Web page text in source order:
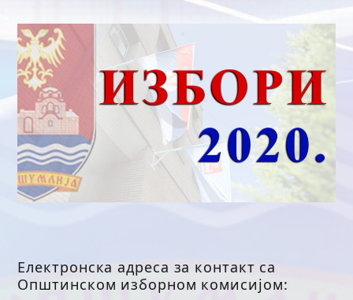
Електронска адреса за контакт са
Општинском изборном комисијом: